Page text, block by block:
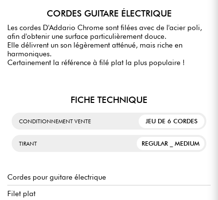
CORDES GUITARE ÉLECTRIQUE
Les cordes D'Addario Chrome sont filées avec de l'acier poli,
afin d'obtenir une surface particulièrement douce.
Elle délivrent un son légèrement atténué, mais riche en
harmoniques.
Certainement la référence à filé plat la plus populaire !
FICHE TECHNIQUE
CONDITIONNEMENT VENTE JEU DE 6 CORDES
TIRANT REGULAR _ MEDIUM
Cordes pour guitare électrique
Filet plat